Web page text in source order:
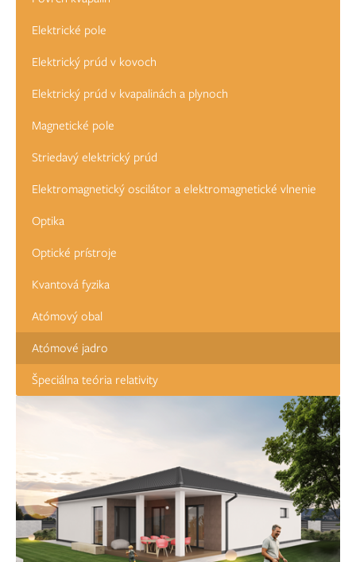
Elektrické pole
Elektrický prúd v kovoch
Elektrický prúd v kvapalinách a plynoch
Magnetické pole
Striedavý elektrický prúd
Elektromagnetický oscilátor a elektromagnetické vlnenie
Optika
Optické prístroje
Kvantová fyzika
Atómový obal
Atómové jadro
Špeciálna teória relativity